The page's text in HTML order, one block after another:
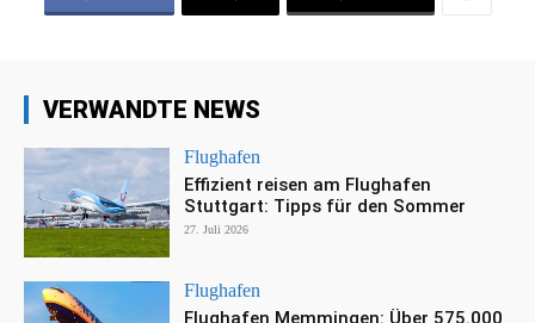
VERWANDTE NEWS
Flughafen
Effizient reisen am Flughafen
Stuttgart: Tipps für den Sommer
27. Juli 2026
Flughafen
Flughafen Memmingen: Über 575.000